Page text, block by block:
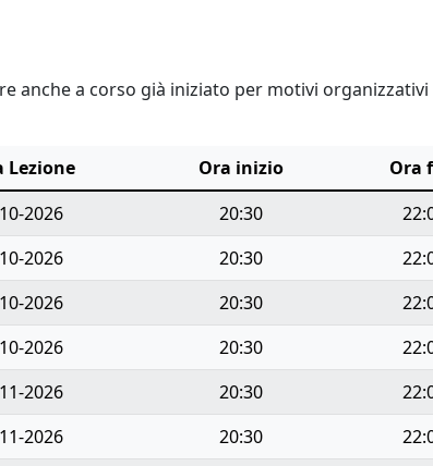
anche a corso già iniziato per motivi
Lezione Ora inizio
Ora
2026 20:30
2026 20:30
2026 20:30
2026 20:30
2026 20:30
2026 20:30